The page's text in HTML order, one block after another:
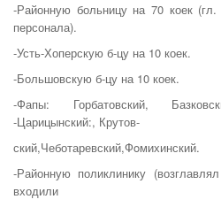
-Районную больницу на 70 коек
персонала).
-Усть-Хоперскую б-цу на 10 коек.
-Большовскую б-цу на 10 коек.
-Фапы: Горбатовский,
-Царицынский:, Крутов-
ский,Чеботаревский,Фoмихинский.
-Районную поликлинику
входили